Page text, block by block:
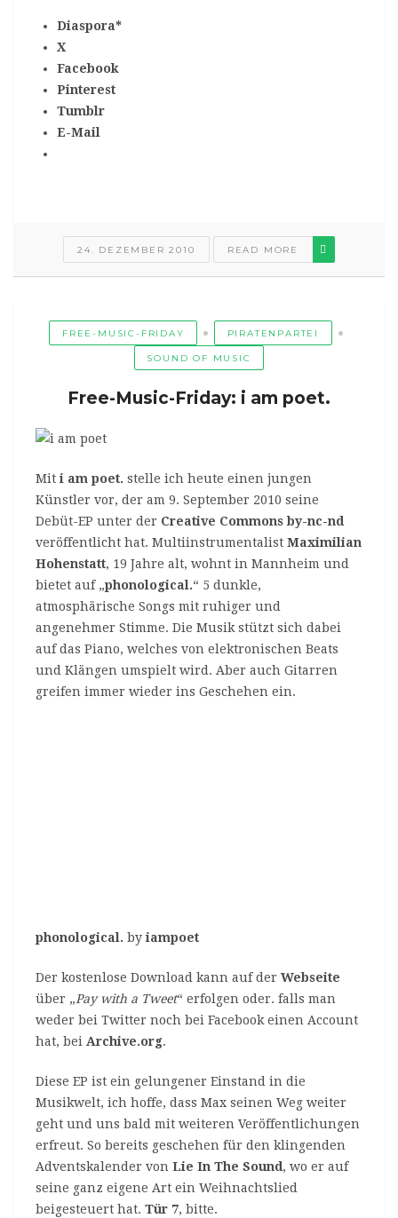
Diaspora*
X
Facebook
Pinterest
Tumblr
E-Mail
24. DEZEMBER 2010 READ MORE
FREE-MUSIC-FRIDAY PIRATENPARTEI
SOUND OF MUSIC
Free-Music-Friday: i am poet.
Miti am poet. stelle ich heute einen jungen
Künstler vor, der am 9. September 2010 seine
Debüt-EP unter der Creative Commons by-nc-nd
veröffentlicht hat. Multiinstrumentalist Maximilian
Hohenstatt, 19 Jahre alt, wohnt in Mannheim und
bietet auf „phonological.“ 5 dunkle,
atmosphärische Songs mit ruhiger und
angenehmer Stimme. Die Musik stützt sich dabei
auf das Piano, welches von elektronischen Beats
und Klängen umspielt wird. Aber auch Gitarren
greifen immer wieder ins Geschehen ein.
phonological. byiampoet
Der kostenlose Download kann auf der Webseite
über „Pay with a Tweet“ erfolgen oder. falls man
weder bei Twitter noch bei Facebook einen Account
hat, bei Archive.org.
Diese EP ist ein gelungener Einstand in die
Musikwelt, ich hoffe, dass Max seinen Weg weiter
geht und uns bald mit weiteren Veröffentlichungen
erfreut. So bereits geschehen für den klingenden
Adventskalender von Lie In The Sound, wo er auf
seine ganz eigene Art ein Weihnachtslied
beigesteuert hat. Tür 7, bitte.